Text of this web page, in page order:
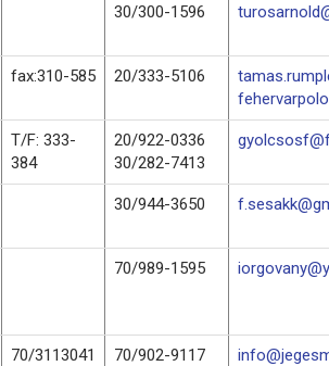
30/300-1596
fax:310-585 20/333-5106
T/F: 333-
384
20/922-0336
30/282-7413
30/944-3650
70/989-1595
70/3113041 70/902-9117